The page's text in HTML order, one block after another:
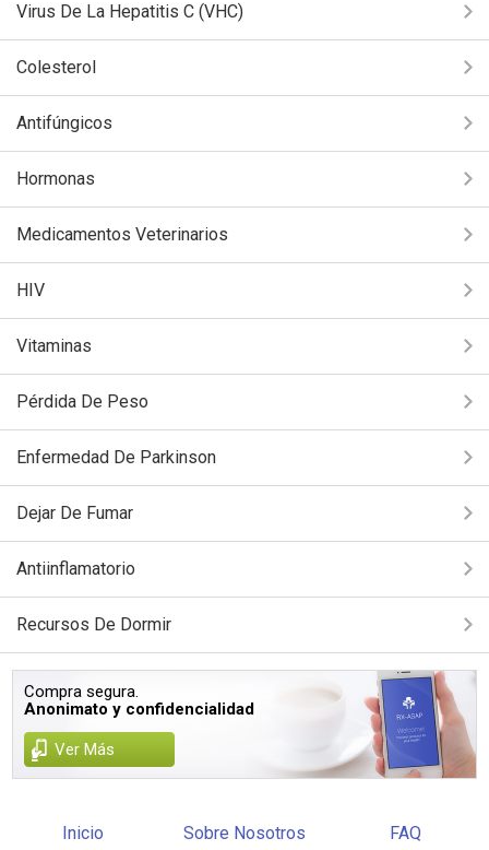
Virus De La Hepatitis C (VHC)
Colesterol
Antifúngicos
Hormonas
Medicamentos Veterinarios
HIV
Vitaminas
Pérdida De Peso
Enfermedad De Parkinson
Dejar De Fumar
Antiinflamatorio
Recursos De Dormir
Compra segura.
Anonimato y confidencialidad
Ver Más
Inicio Sobre Nosotros FAQ